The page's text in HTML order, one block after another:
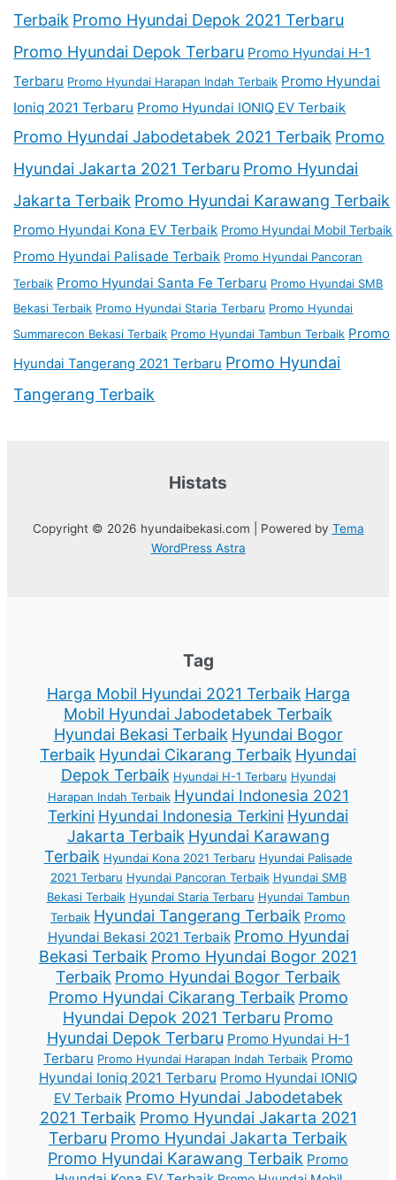
Terbaik Promo Hyundai Depok 2021 Terbaru
Promo Hyundai Depok Terbaru Promo Hyundai H-1
Terbaru Promo Hyundai Harapan Indah Terbaik Promo Hyundai
Ioniq 2021 Terbaru Promo Hyundai IONIQ EV Terbaik
Promo Hyundai Jabodetabek 2021 Terbaik Promo
Hyundai Jakarta 2021 Terbaru Promo Hyundai
Jakarta Terbaik Promo Hyundai Karawang Terbaik
Promo Hyundai Kona EV Terbaik Promo Hyundai Mobil Terbaik
Promo Hyundai Palisade Terbaik Promo Hyundai Pancoran
Terbaik Promo Hyundai Santa Fe Terbaru Promo Hyundai SMB
Bekasi Terbaik Promo Hyundai Staria Terbaru Promo Hyundai
Summarecon Bekasi Terbaik Promo Hyundai Tambun Terbaik Promo
Hyundai Tangerang 2021 Terbaru Promo Hyundai
Tangerang Terbaik
Histats
Copyright © 2026 hyundaibekasi.com | Powered by Tema
WordPress Astra
Tag
Harga Mobil Hyundai 2021 Terbaik Harga
Mobil Hyundai Jabodetabek Terbaik
Hyundai Bekasi Terbaik Hyundai Bogor
Terbaik Hyundai Cikarang Terbaik Hyundai
Depok Terbaik Hyundai H-1 Terbaru Hyundai
Harapan Indah Terbaik Hyundai Indonesia 2021
Terkini Hyundai Indonesia Terkini Hyundai
Jakarta Terbaik Hyundai Karawang
Terbaik Hyundai Kona 2021 Terbaru Hyundai Palisade
2021 Terbaru Hyundai Pancoran Terbaik Hyundai SMB
Bekasi Terbaik Hyundai Staria Terbaru Hyundai Tambun
Terbaik Hyundai Tangerang Terbaik Promo
Hyundai Bekasi 2021 Terbaik Promo Hyundai
Bekasi Terbaik Promo Hyundai Bogor 2021
Terbaik Promo Hyundai Bogor Terbaik
Promo Hyundai Cikarang Terbaik Promo
Hyundai Depok 2021 Terbaru Promo
Hyundai Depok Terbaru Promo Hyundai H-1
Terbaru Promo Hyundai Harapan Indah Terbaik Promo
Hyundai Ioniq 2021 Terbaru Promo Hyundai IONIQ
EV Terbaik Promo Hyundai Jabodetabek
2021 Terbaik Promo Hyundai Jakarta 2021
Terbaru Promo Hyundai Jakarta Terbaik
Promo Hyundai Karawang Terbaik Promo